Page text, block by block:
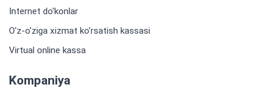
Internet do'konlar
O'z-o'ziga xizmat ko'rsatish kassasi
Virtual online kassa
Kompaniya